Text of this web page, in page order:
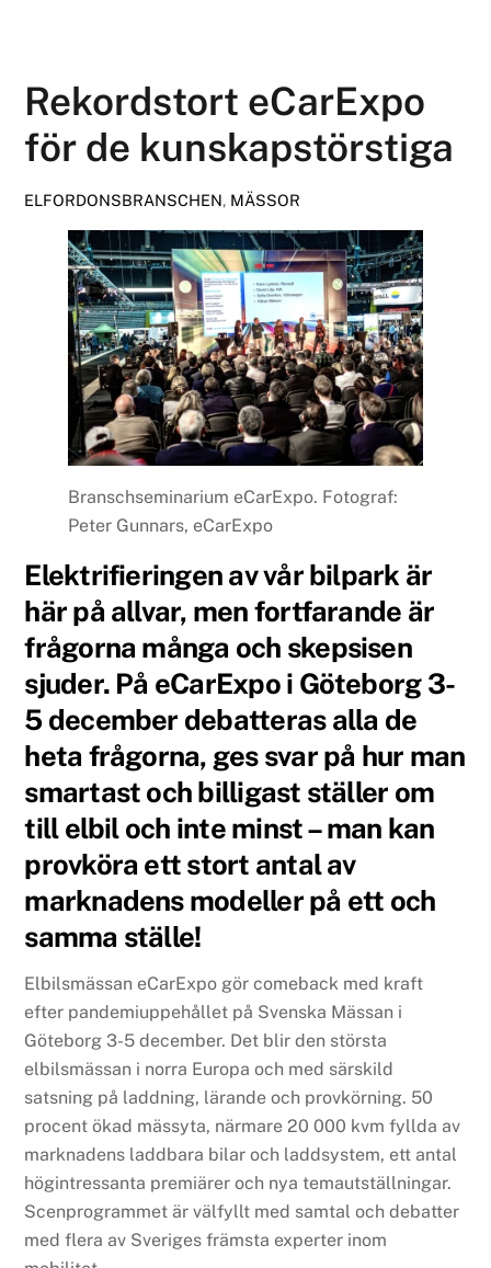
Rekordstort eCarExpo
för de kunskapstörstiga
ELFORDONSBRANSCHEN, MÄSSOR
Branschseminarium eCarExpo. Fotograf:
Peter Gunnars, eCarExpo
Elektrifieringen av vår bilpark är
här på allvar, men fortfarande är
frågorna många och skepsisen
sjuder. På eCarExpo i Göteborg 3-
5 december debatteras alla de
heta frågorna, ges svar på hur man
smartast och billigast ställer om
till elbil och inte minst – man kan
provköra ett stort antal av
marknadens modeller på ett och
samma ställe!
Elbilsmässan eCarExpo gör comeback med kraft
efter pandemiuppehållet på Svenska Mässan i
Göteborg 3-5 december. Det blir den största
elbilsmässan i norra Europa och med särskild
satsning på laddning, lärande och provkörning. 50
procent ökad mässyta, närmare 20 000 kvm fyllda av
marknadens laddbara bilar och laddsystem, ett antal
högintressanta premiärer och nya temautställningar.
Scenprogrammet är välfyllt med samtal och debatter
med flera av Sveriges främsta experter inom